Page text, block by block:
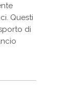
Questi
di